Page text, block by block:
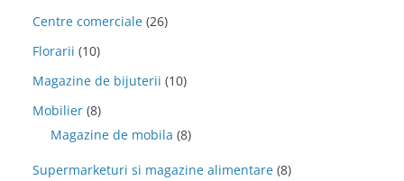
Centre comerciale (26)
Florarii (10)
Magazine de bijuterii (10)
Mobilier (8)
Magazine de mobila (8)
Supermarketuri si magazine alimentare (8)